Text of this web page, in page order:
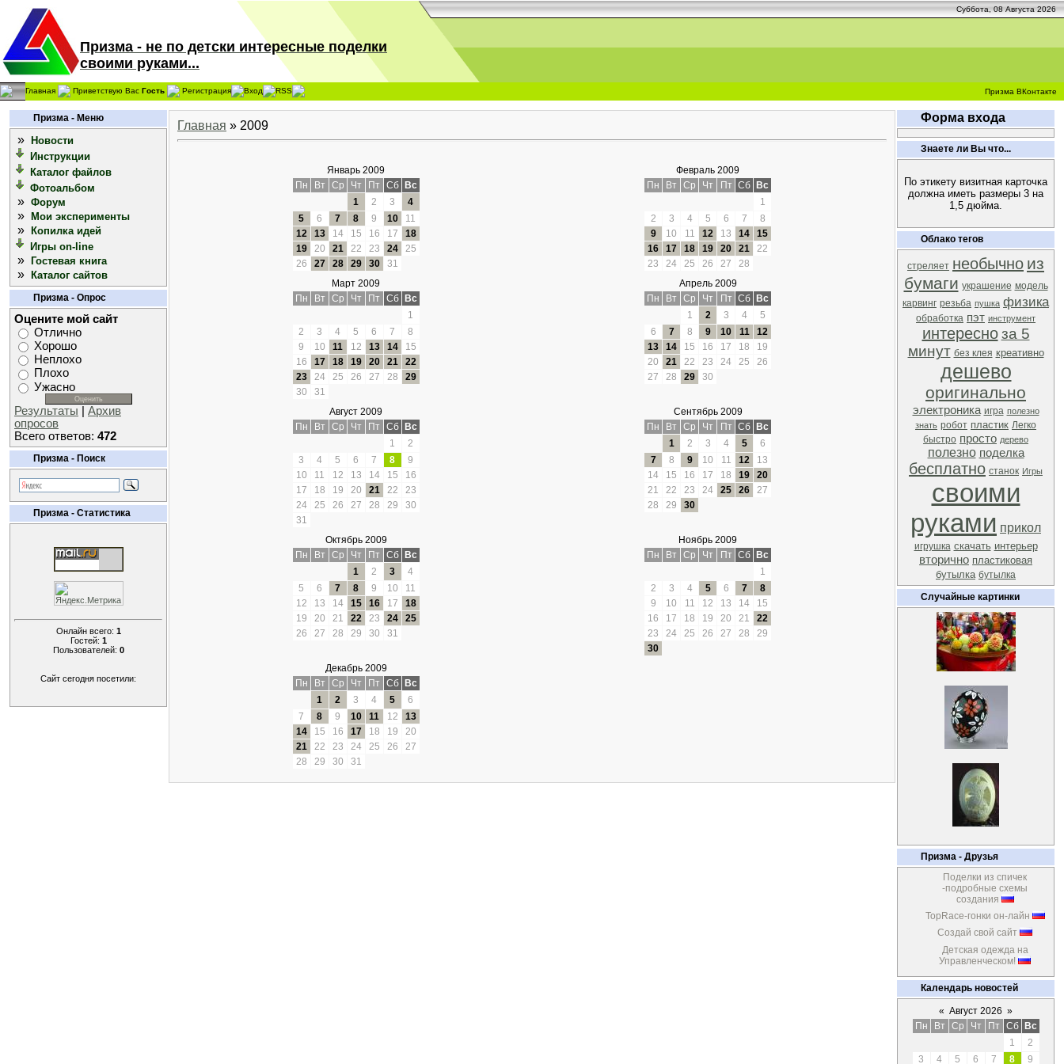
Суббота, 08 Августа 2026
Призма - не по детски интересные поделки
своими руками...
Главная Приветствую Вас Гость Регистрация Вход RSS Призма ВКонтакте
Призма - Меню
»
Новости
Инструкции
Каталог файлов
Фотоальбом
» Форум
» Мои эксперименты
»
Копилка идей
Игры on-line
» Гостевая книга
» Каталог сайтов
Призма - Опрос
Оцените мой сайт
Отлично
Хорошо
Неплохо
Плохо
Ужасно
Результаты
Архив
опросов
Всего ответов: 472
Призма - Поиск
Призма - Статистика
Онлайн всего: 1
Гостей: 1
Пользователей: 0
Сайт сегодня посетили:
Главная » 2009
Январь 2009
Пн
Вт Ср Чт Пт Сб
Вс
1
2 3
4
5
6 7 8 9 10
11
12
13 14 15 16 17
18
19
20 21 22 23 24
25
26
27 28 29 30 31
Февраль 2009
Пн
Вт Ср Чт Пт Сб
Вс
1
2
3 4 5 6 7
8
9
10 11 12 13 14
15
16
17 18 19 20 21
22
23
24 25 26 27
28
Март 2009
Пн
Вт Ср Чт Пт Сб
Вс
1
2
3 4 5 6 7
8
9
10 11 12 13 14
15
16
17 18 19 20 21
22
23
24 25 26 27 28
29
30
31
Апрель 2009
Пн
Вт Ср Чт Пт Сб
Вс
1
2 3 4
5
6
7 8 9 10 11
12
13
14 15 16 17 18
19
20
21 22 23 24 25
26
27
28 29 30
Август 2009
Пн
Вт Ср Чт Пт Сб
Вс
1
2
3
4 5 6 7 8
9
10
11 12 13 14 15
16
17
18 19 20 21 22
23
24
25 26 27 28 29
30
31
Сентябрь 2009
Пн
Вт Ср Чт Пт Сб
Вс
1
2 3 4 5
6
7
8 9 10 11 12
13
14
15 16 17 18 19
20
21
22 23 24 25 26
27
28
29 30
Октябрь 2009
Пн
Вт Ср Чт Пт Сб
Вс
1
2 3
4
5
6 7 8 9 10
11
12
13 14 15 16 17
18
19
20 21 22 23 24
25
26
27 28 29 30 31
Ноябрь 2009
Пн
Вт Ср Чт Пт Сб
Вс
1
2
3 4 5 6 7
8
9
10 11 12 13 14
15
16
17 18 19 20 21
22
23
24 25 26 27 28
29
30
Декабрь 2009
Пн
Вт Ср Чт Пт Сб
Вс
1
2 3 4 5
6
7
8 9 10 11 12
13
14
15 16 17 18 19
20
21
22 23 24 25 26
27
28
29 30 31
Форма входа
Знаете ли Вы что...
По этикету визитная карточка
должна иметь размеры 3 на
1,5 дюйма.
Облако тегов
стреляет необычно из
бумаги украшение модель
карвинг резьба пушка физика
обработка пэт инструмент
интересно за 5
минут без клея креативно
дешево
оригинально
электроника игра полезно
знать робот пластик Легко
быстро просто дерево
полезно поделка
бесплатно станок Игры
своими
руками прикол
игрушка скачать интерьер
вторично пластиковая
бутылка бутылка
Случайные картинки
Призма - Друзья
Поделки из спичек
-подробные схемы
создания
TopRace-гонки он-лайн
Создай свой сайт
Детская одежда на
Управленческом!
Календарь новостей
« Август 2026 »
Пн
Вт Ср Чт Пт Сб
Вс
1
2
3
4 5 6 7 8 9